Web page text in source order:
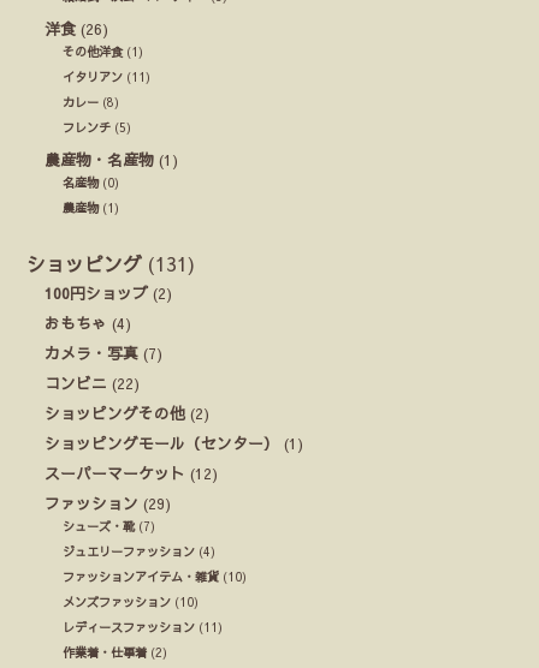
洋食 (26)
その他洋食(1)
イタリアン (11)
カレー (8)
フレンチ (5)
農産物・名産物 (1)
名産物(0)
農産物(1)
ショッピング (131)
100円ショップ (2)
おもちゃ (4)
カメラ・写真 (7)
コンビニ (22)
ショッピングその他 (2)
ショッピングモール（センター）
(1)
スーパーマーケット (12)
ファッション (29)
シューズ・靴(7)
ジュエリーファッション (4)
ファッションアイテム・雑貨 (10)
メンズファッション (10)
レディースファッション (11)
作業着・仕事着 (2)